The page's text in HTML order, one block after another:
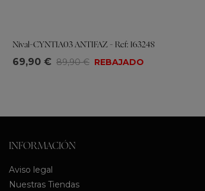
Tallas
Nival-CYNTIA03 ANTIFAZ - Ref: 163248
69,90 € 89,90 € REBAJADO
INFORMACIÓN
Aviso legal
Nuestras Tiendas